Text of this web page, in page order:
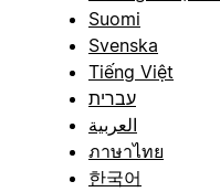
Suomi
Svenska
Tiếng Việt
עברית
العربية
ภาษาไทย
한국어